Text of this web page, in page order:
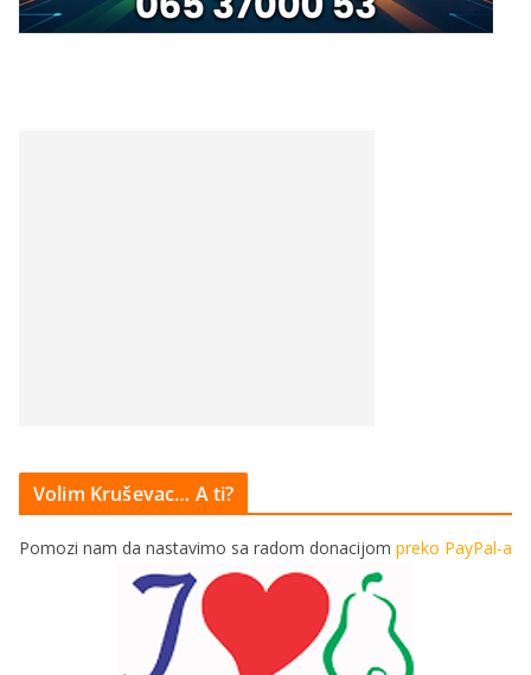
Volim Kruševac… A ti?
Pomozi nam da nastavimo sa radom donacijom preko PayPal-a